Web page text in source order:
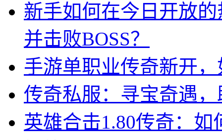
新手如何在今日开放
并击败BOSS？
手游单职业传奇新开
传奇私服：寻宝奇遇
英雄合击1.80传奇：